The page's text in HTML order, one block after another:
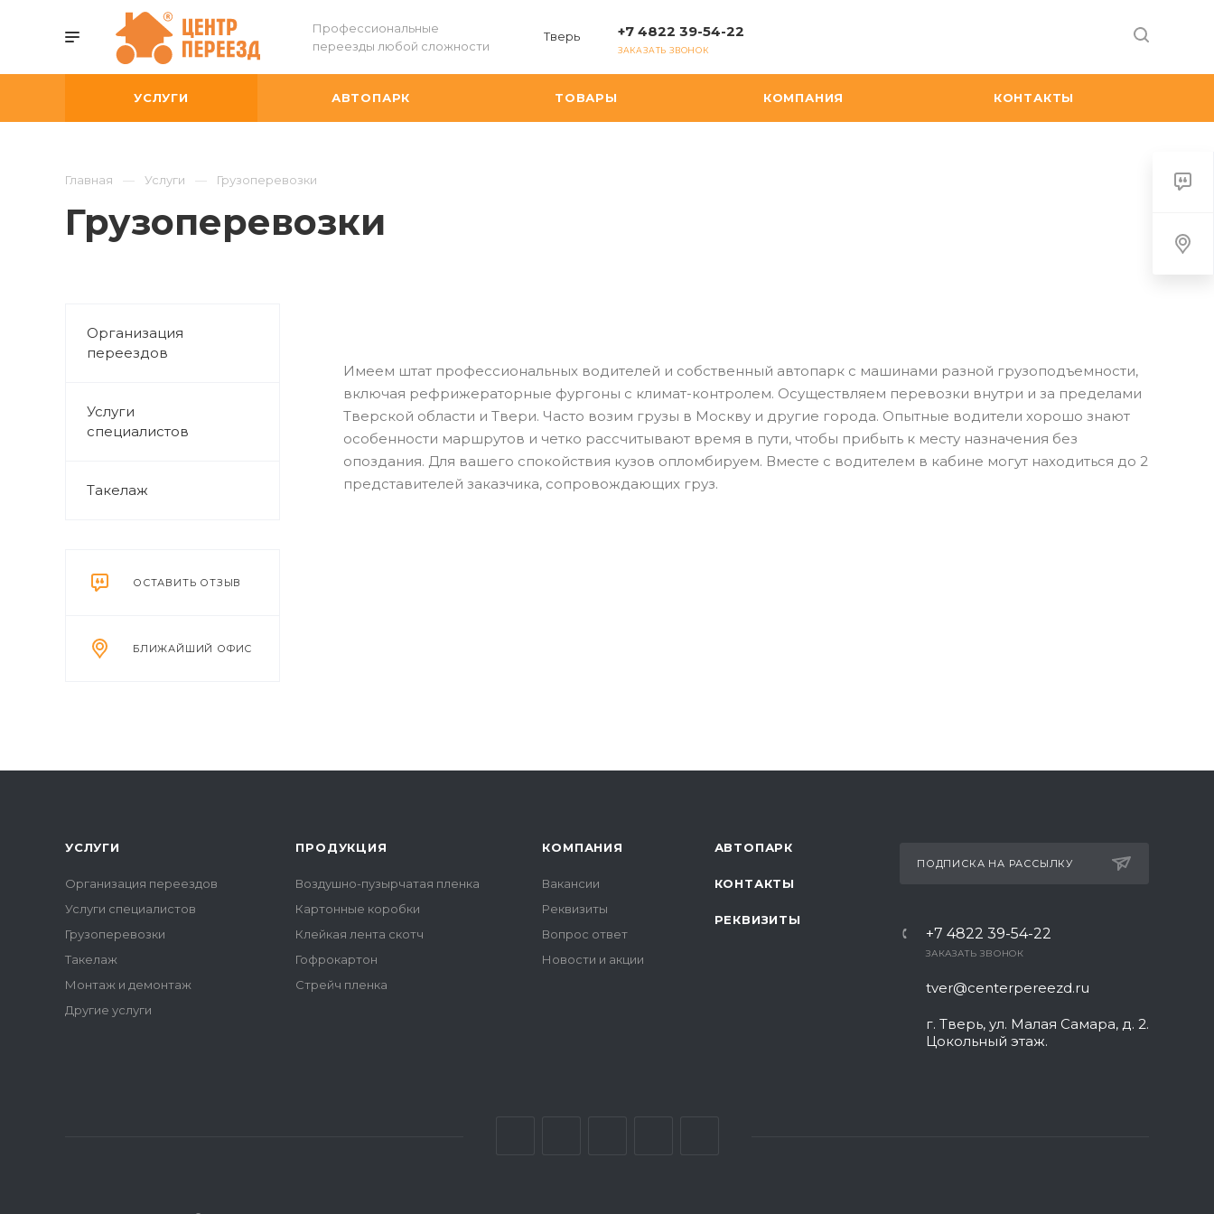
Профессиональные
переезды любой сложности
Тверь +7 4822 39-54-22
ЗАКАЗАТЬ ЗВОНОК
УСЛУГИ АВТОПАРК ТОВАРЫ КОМПАНИЯ КОНТАКТЫ
Главная Услуги Грузоперевозки
Грузоперевозки
Организация
переездов
Услуги
специалистов
Такелаж
ОСТАВИТЬ ОТЗЫВ
БЛИЖАЙШИЙ ОФИС
Имеем штат профессиональных водителей и собственный автопарк с машинами разной грузоподъемности,
включая рефрижераторные фургоны с климат-контролем. Осуществляем перевозки внутри и за пределами
Тверской области и Твери. Часто возим грузы в Москву и другие города. Опытные водители хорошо знают
особенности маршрутов и четко рассчитывают время в пути, чтобы прибыть к месту назначения без
опоздания. Для вашего спокойствия кузов опломбируем. Вместе с водителем в кабине могут находиться до 2
представителей заказчика, сопровождающих груз.
УСЛУГИ
Организация переездов
Услуги специалистов
Грузоперевозки
Такелаж
Монтаж и демонтаж
Другие услуги
ПРОДУКЦИЯ
Воздушно-пузырчатая пленка
Картонные коробки
Клейкая лента скотч
Гофрокартон
Стрейч пленка
КОМПАНИЯ
Вакансии
Реквизиты
Вопрос ответ
Новости и акции
АВТОПАРК
КОНТАКТЫ
РЕКВИЗИТЫ
ПОДПИСКА НА РАССЫЛКУ
+7 4822 39-54-22
ЗАКАЗАТЬ ЗВОНОК
tver@centerpereezd.ru
г. Тверь, ул. Малая Самара, д. 2.
Цокольный этаж.